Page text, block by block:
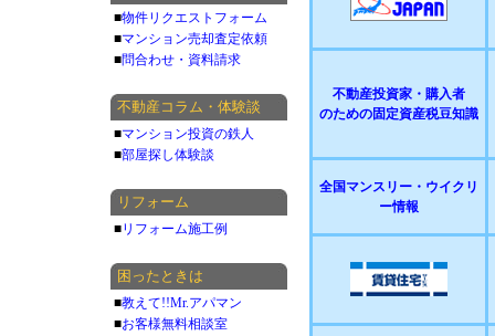
不動産投資家・購入者
のための固定資産税豆知識
全国マンスリー・ウイクリ
ー情報
■物件リクエストフォーム
■マンション売却査定依頼
■問合わせ・資料請求
不動産コラム・体験談
■マンション投資の鉄人
■部屋探し体験談
リフォーム
■リフォーム施工例
困ったときは
■教えて!!Mr.アパマン
■お客様無料相談室